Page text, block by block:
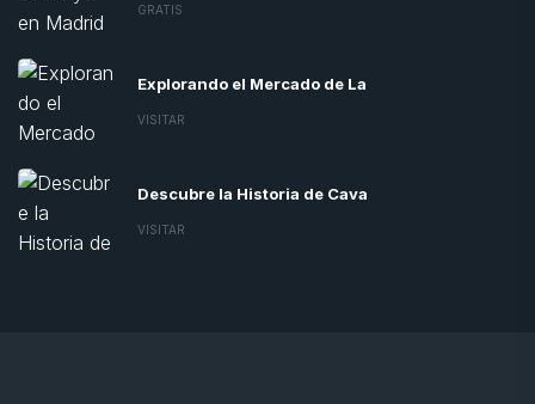
GRATIS
Explorando el Mercado de La
VISITAR
Descubre la Historia de Cava
VISITAR